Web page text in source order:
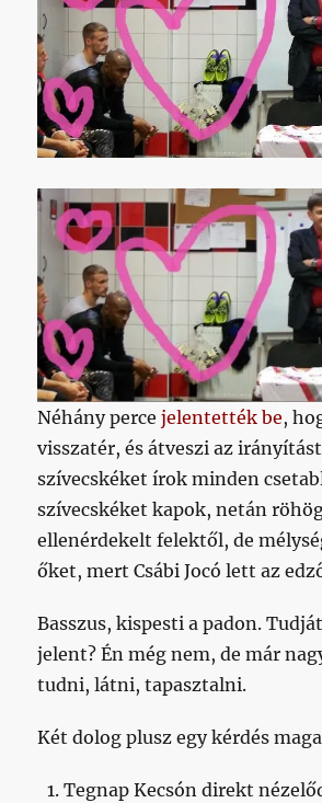
Néhány percejelentették be,
visszatér, és átveszi az
szívecskéket írok minden
szívecskéket kapok, netán
ellenérdekelt felektől, de
őket, mert Csábi Jocó lett az
Basszus, kispesti a padon.
jelent? Én még nem, de már
tudni, látni, tapasztalni.
Két dolog plusz egy kérdés
Tegnap Kecsón direkt